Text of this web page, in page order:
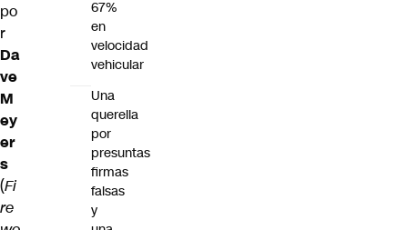
po
r
Da
ve
M
ey
er
s
(Fi
re
67%
en
velocidad
vehicular
Una
querella
por
presuntas
firmas
falsas
y